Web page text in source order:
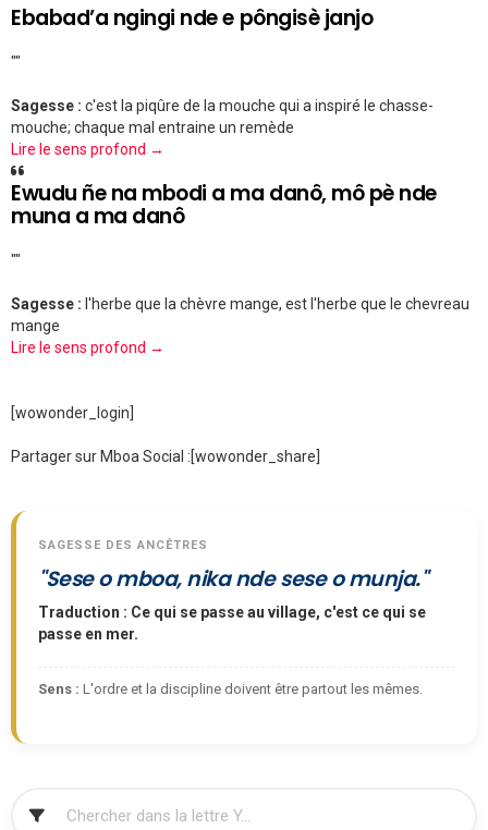
Ebabad’a ngingi nde e pôngisè janjo
""
Sagesse : c'est la piqûre de la mouche qui a inspiré le chasse-
mouche; chaque mal entraine un remède
Lire le sens profond →
Ewudu ñe na mbodi a ma danô, mô pè nde
muna a ma danô
""
Sagesse : l'herbe que la chèvre mange, est l'herbe que le chevreau
mange
Lire le sens profond →
[wowonder_login]
Partager sur Mboa Social :[wowonder_share]
SAGESSE DES ANCÊTRES
"Sese o mboa, nika nde sese o munja."
Traduction : Ce qui se passe au village, c'est ce qui se
passe en mer.
Sens : L'ordre et la discipline doivent être partout les mêmes.